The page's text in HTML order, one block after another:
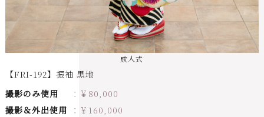
成人式
【FRI-192】振袖 黒地
撮影のみ使用
￥ 80,000
撮影＆外出使用
￥ 160,000